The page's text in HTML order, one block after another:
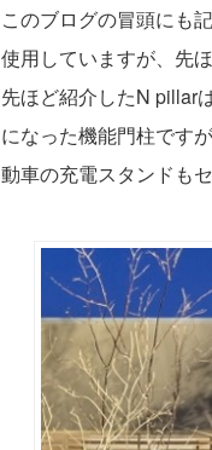
このブログの冒頭にも
使用していますが、先
先ほど紹介したN pillar
になった機能門柱です
動車の充電スタンドも